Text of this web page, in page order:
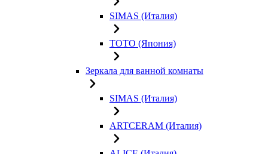
SIMAS (Италия)
TOTO (Япония)
Зеркала для ванной комнаты
SIMAS (Италия)
ARTCERAM (Италия)